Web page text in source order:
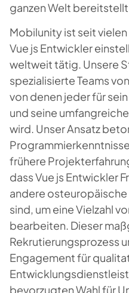
ganzen Welt
Mobilunity ist seit
Vue js Entwickler
weltweit tätig. Unsere
spezialisierte Teams
von denen jeder für
und seine
wird. Unser Ansatz
frühere
dass Vue js Entwickler
andere
sind, um eine Vielzahl
bearbeiten. Dieser
Rekrutierungsprozess
Engagement für
bevorzugten Wahl für